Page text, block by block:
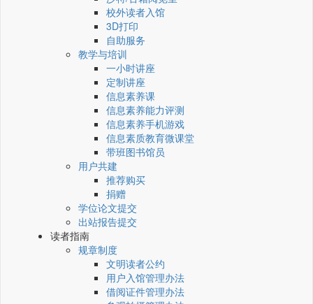
校外读者入馆
3D打印
自助服务
教学与培训
一小时讲座
定制讲座
信息素养课
信息素养能力评测
信息素养手机游戏
信息素质教育微课堂
带班图书馆员
用户共建
推荐购买
捐赠
学位论文提交
出站报告提交
读者指南
规章制度
文明读者公约
用户入馆管理办法
借阅证件管理办法